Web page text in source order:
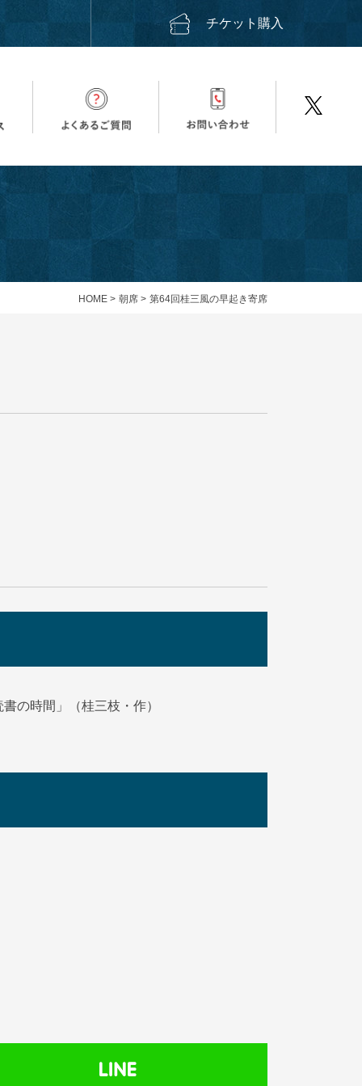
チケット購入
HOME > 朝席 > 第64回桂三風の早起き寄席
の時間」（桂三枝・作）